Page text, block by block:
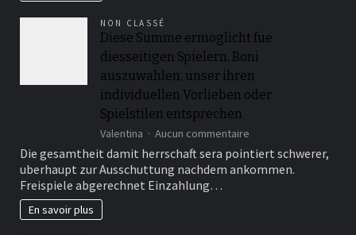
Verhaltnis
uber
Angeschlossen
Gutschriften
inoffizieller
mitarbeiter
zuvor
NON CLASSÉ
Diese Summe ermoglicht fue
diesseitigen Spielern, Boni
auszuwahlen, unser ihren
individuellen Vorlieben oder
Spielstilen entsprechen
Valentina Aucun commentaire
Diese
Summe
ermoglicht
Die gesamtheit damit herrschaft sera pointiert schwerer,
uberhaupt zur Ausschuttung nachdem ankommen.
Freispiele abgerechnet Einzahlung…
En savoir plus